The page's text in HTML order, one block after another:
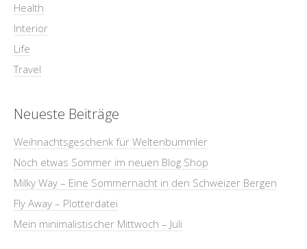
Health
Interior
Life
Travel
Neueste Beiträge
Weihnachtsgeschenk für Weltenbummler
Noch etwas Sommer im neuen Blog Shop
Milky Way – Eine Sommernacht in den Schweizer Bergen
Fly Away – Plotterdatei
Mein minimalistischer Mittwoch – Juli